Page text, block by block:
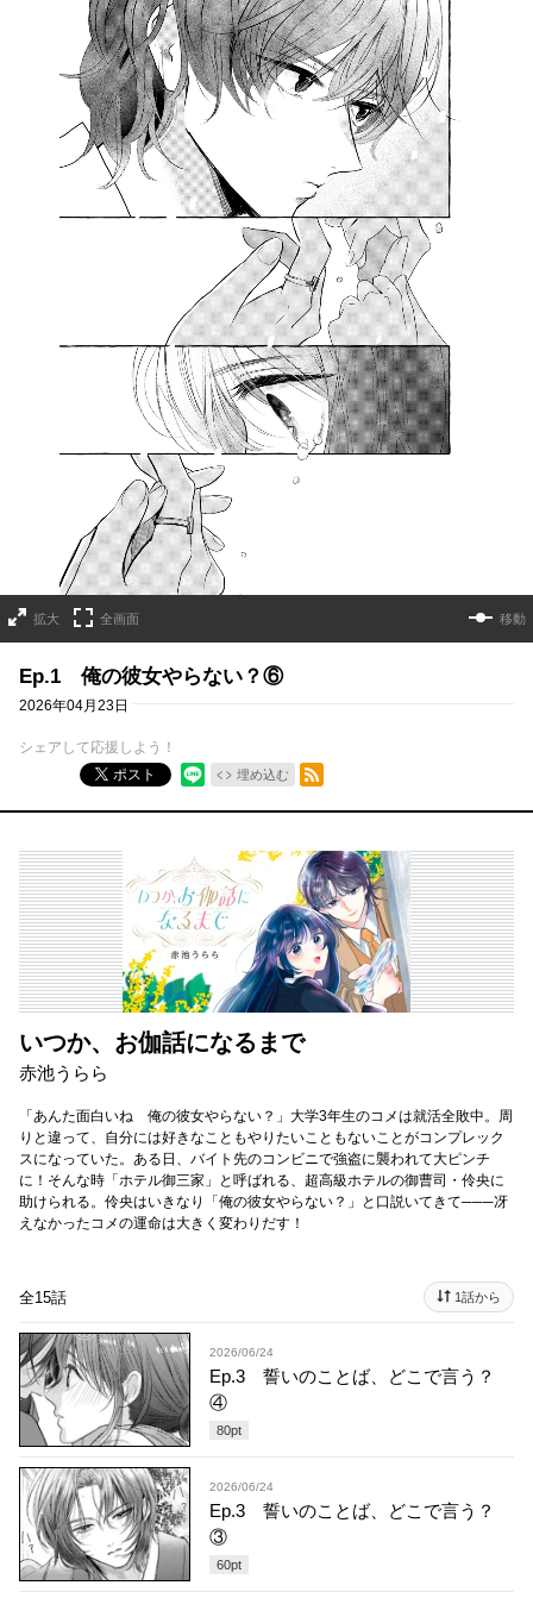
拡大 全画面 移動
Ep.1 俺の彼女やらない？⑥
2026年04月23日
シェアして応援しよう！
ポスト
埋め込む
RSSフィード
いつか、お伽話になるまで
赤池うらら
「あんた面白いね 俺の彼女やらない？」大学3年生のコメは就活全敗中。周
りと違って、自分には好きなこともやりたいこともないことがコンプレック
スになっていた。ある日、バイト先のコンビニで強盗に襲われて大ピンチ
に！そんな時「ホテル御三家」と呼ばれる、超高級ホテルの御曹司・伶央に
助けられる。伶央はいきなり「俺の彼女やらない？」と口説いてきて───冴
えなかったコメの運命は大きく変わりだす！
全15話 1話から
2026/06/24
Ep.3 誓いのことば、どこで言う？
④
80pt
2026/06/24
Ep.3 誓いのことば、どこで言う？
③
60pt